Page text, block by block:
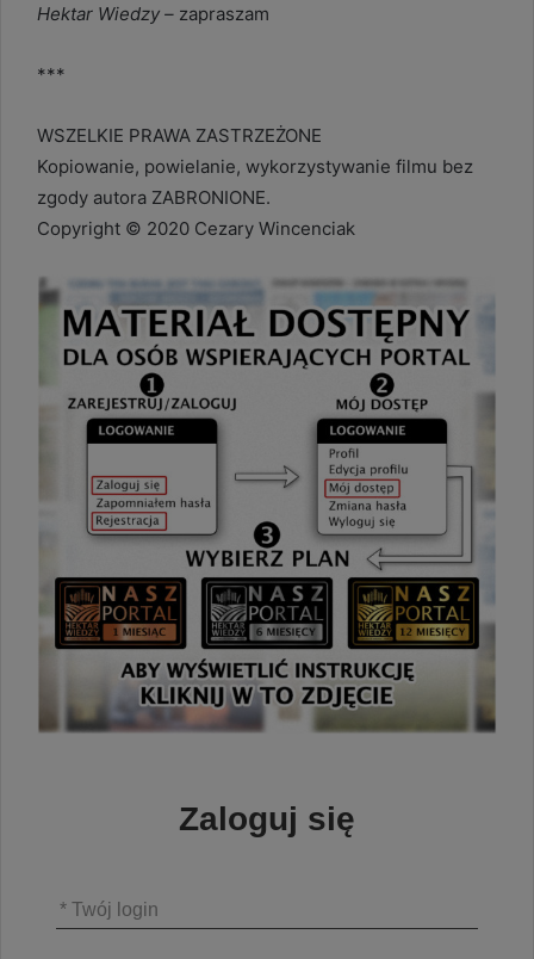
Hektar Wiedzy – zapraszam
***
WSZELKIE PRAWA ZASTRZEŻONE
Kopiowanie, powielanie, wykorzystywanie filmu bez
zgody autora ZABRONIONE.
Copyright © 2020 Cezary Wincenciak
Zaloguj się
* Twój login